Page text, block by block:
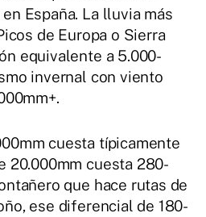
España. La lluvia más
de Europa o Sierra
equivalente a 5.000-
invernal con viento
cuesta típicamente
20.000mm cuesta 280-
que hace rutas de
ese diferencial de 180-